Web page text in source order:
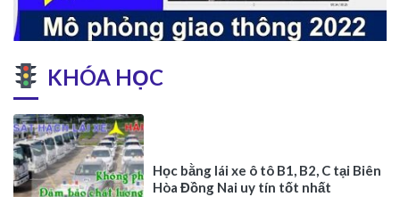
KHÓA HỌC
Học bằng lái xe ô tô B1, B2, C tại Biên
Hòa Đồng Nai uy tín tốt nhất